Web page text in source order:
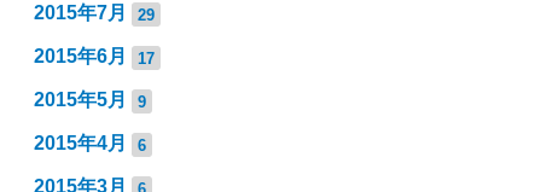
2015年7月 29
2015年6月 17
2015年5月 9
2015年4月 6
2015年3月 6